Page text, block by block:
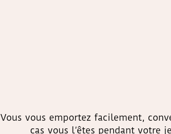
Vous vous emportez facilement,
cas vous l’êtes pendant votre